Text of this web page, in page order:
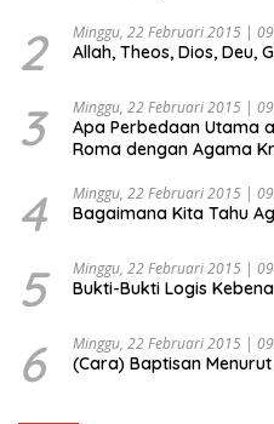
2 Minggu, 22 Februari 2015 |
Allah, Theos, Dios, Deu,
3 Minggu, 22 Februari 2015 |
Apa Perbedaan Utama
Roma dengan Agama
4 Minggu, 22 Februari 2015 |
Bagaimana Kita Tahu
5 Minggu, 22 Februari 2015 |
Bukti-Bukti Logis
6 Minggu, 22 Februari 2015 |
(Cara) Baptisan Menurut